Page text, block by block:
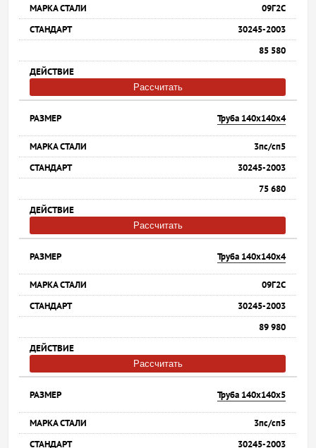
09Г2С
30245-2003
85 580
Рассчитать
Труба 140х140х4
3пс/сп5
30245-2003
75 680
Рассчитать
Труба 140х140х4
09Г2С
30245-2003
89 980
Рассчитать
Труба 140х140х5
3пс/сп5
30245-2003